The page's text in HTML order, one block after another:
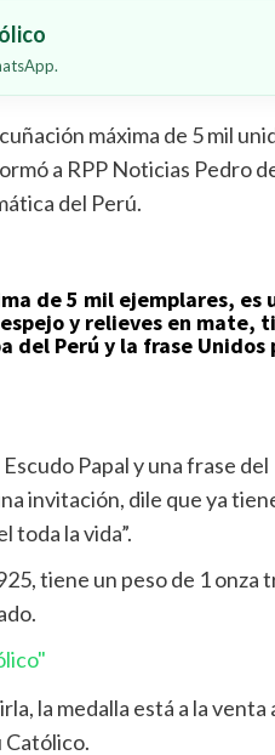
máxima de 5 mil
a RPP Noticias Pedro
del Perú.
de 5 mil ejemplares, es
y relieves en mate,
del Perú y la frase Unidos
Papal y una frase del
invitación, dile que ya
toda la vida”.
tiene un peso de 1 onza
la medalla está a la venta
Católico.